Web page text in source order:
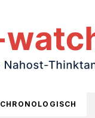
CHRONOLOGISCH